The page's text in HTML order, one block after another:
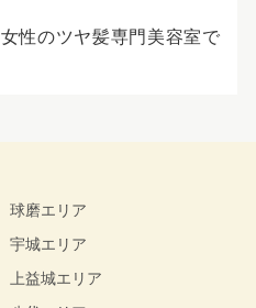
性のツヤ髪専門美容室で
球磨エリア
宇城エリア
上益城エリア